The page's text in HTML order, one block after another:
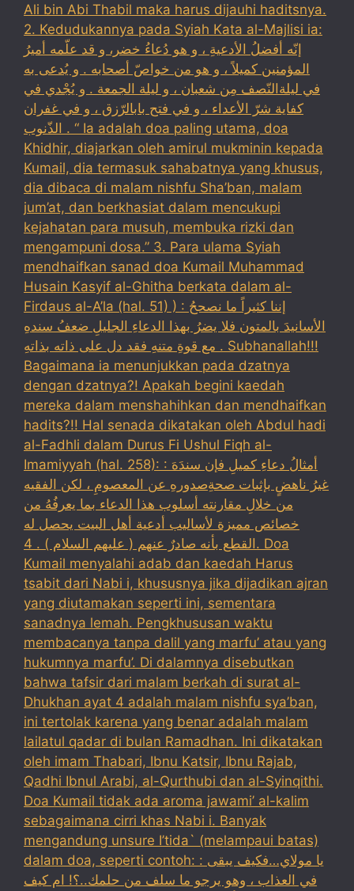
Ali bin Abi Thabil maka harus dijauhi haditsnya.
2. Kedudukannya pada Syiah Kata al-Majlisi ia:
إنّه أفضلُ الأدعيةِ ، و هو دُعاءُ خضر، و قد علّمه أميرُ
المؤمنين كميلاً ، و هو من خواصّ أصحابه . و يُدعى به
في ليلةالنّصف مِن شعبان ، و ليلة الجمعة . و يُجْدي في
كفاية شرّ الأعداء ، و في فتح بابالرّزق ، و في غفران
الذّنوب . “ Ia adalah doa paling utama, doa
Khidhir, diajarkan oleh amirul mukminin kepada
Kumail, dia termasuk sahabatnya yang khusus,
dia dibaca di malam nishfu Sha’ban, malam
jum’at, dan berkhasiat dalam mencukupi
kejahatan para musuh, membuka rizki dan
mengampuni dosa.” 3. Para ulama Syiah
mendhaifkan sanad doa Kumail Muhammad
Husain Kasyif al-Ghitha berkata dalam al-
Firdaus al-A’la (hal. 51) ) : إننا كثيراً ما نصححُ
الأسانيدَ بالمتون فلا يضرُ بهذا الدعاءِ الجليلِ ضعفُ سندهِ
مع قوةِ متنهِ فقد دل على ذاته بذاتهِ . Subhanallah!!!
Bagaimana ia menunjukkan pada dzatnya
dengan dzatnya?! Apakah begini kaedah
mereka dalam menshahihkan dan mendhaifkan
hadits?!! Hal senada dikatakan oleh Abdul hadi
al-Fadhli dalam Durus Fi Ushul Fiqh al-
Imamiyyah (hal. 258): : أمثالُ دعاءِ كميلِ فإن سندَهَ
غيرُ ناهضٍ بإثبات صحةِصدورهِ عن المعصومِ ، لكن الفقيه
من خلالِ مقارنته أسلوب هذا الدعاء بما يعرفُهُ من
خصائص مميزة لأساليب أدعية أهل البيت يحصل له
القطع بأنه صادرٌ عنهم ( عليهم السلام ) . 4. Doa
Kumail menyalahi adab dan kaedah Harus
tsabit dari Nabi i, khususnya jika dijadikan ajran
yang diutamakan seperti ini, sementara
sanadnya lemah. Pengkhususan waktu
membacanya tanpa dalil yang marfu’ atau yang
hukumnya marfu’. Di dalamnya disebutkan
bahwa tafsir dari malam berkah di surat al-
Dhukhan ayat 4 adalah malam nishfu sya’ban,
ini tertolak karena yang benar adalah malam
lailatul qadar di bulan Ramadhan. Ini dikatakan
oleh imam Thabari, Ibnu Katsir, Ibnu Rajab,
Qadhi Ibnul Arabi, al-Qurthubi dan al-Syinqithi.
Doa Kumail tidak ada aroma jawami’ al-kalim
sebagaimana cirri khas Nabi i. Banyak
mengandung unsure I’tida` (melampaui batas)
dalam doa, seperti contoh: : يا مولاي…فكيف يبقى
في العذاب ، وهو يرجو ما سلف من حلمك..؟! ام كيف